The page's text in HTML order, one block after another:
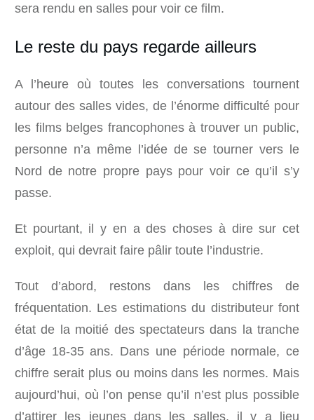
sera rendu en salles pour voir ce film.
Le reste du pays regarde ailleurs
A l’heure où toutes les conversations tournent
autour des salles vides, de l’énorme difficulté pour
les films belges francophones à trouver un public,
personne n’a même l’idée de se tourner vers le
Nord de notre propre pays pour voir ce qu’il s’y
passe.
Et pourtant, il y en a des choses à dire sur cet
exploit, qui devrait faire pâlir toute l’industrie.
Tout d’abord, restons dans les chiffres de
fréquentation. Les estimations du distributeur font
état de la moitié des spectateurs dans la tranche
d’âge 18-35 ans. Dans une période normale, ce
chiffre serait plus ou moins dans les normes. Mais
aujourd’hui, où l’on pense qu’il n’est plus possible
d’attirer les jeunes dans les salles, il y a lieu